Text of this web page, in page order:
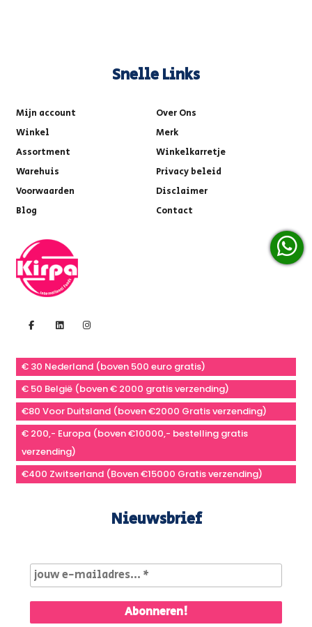
Snelle Links
Mijn account
Over Ons
Winkel
Merk
Assortment
Winkelkarretje
Warehuis
Privacy beleid
Voorwaarden
Disclaimer
Blog
Contact
€ 30 Nederland (boven 500 euro gratis)
€ 50 België (boven € 2000 gratis verzending)
€80 Voor Duitsland (boven €2000 Gratis verzending)
€ 200,- Europa (boven €10000,- bestelling gratis
verzending)
€400 Zwitserland (Boven €15000 Gratis verzending)
Nieuwsbrief